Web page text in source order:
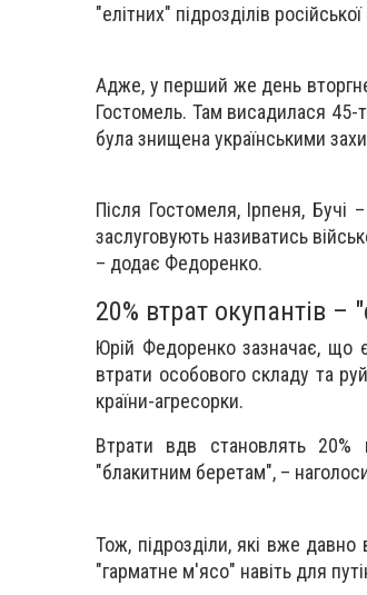
"елітних" підрозділів російської
Адже, у перший же день
Гостомель. Там висадилася 45-
була знищена українськими
Після Гостомеля, Ірпеня, Бучі
заслуговують називатись
– додає Федоренко.
20% втрат окупантів –
Юрій Федоренко зазначає, що
втрати особового складу та
країни-агресорки.
Втрати вдв становлять 20%
"блакитним беретам", –
Тож, підрозділи, які вже
"гарматне м'ясо" навіть для